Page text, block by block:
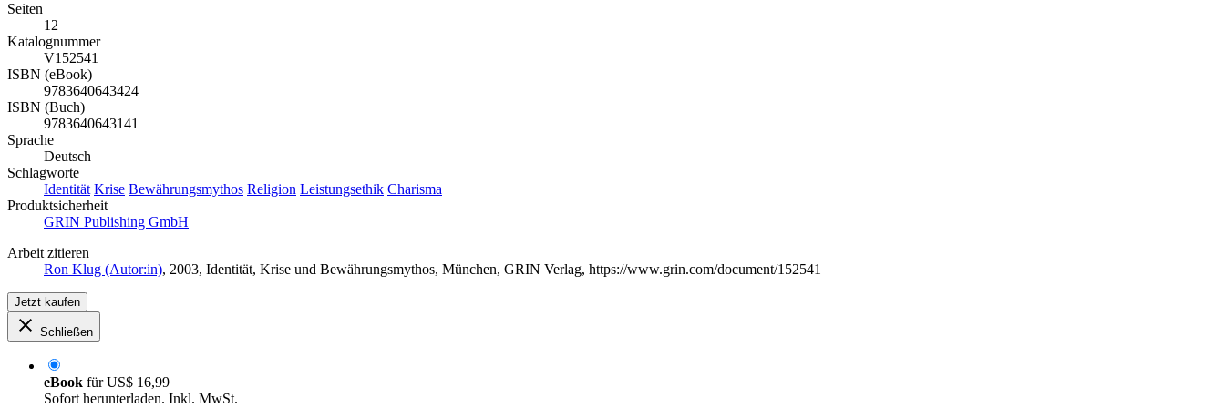
Seiten
12
Katalognummer
V152541
ISBN (eBook)
9783640643424
ISBN (Buch)
9783640643141
Sprache
Deutsch
Schlagworte
Identität Krise Bewährungsmythos Religion Leistungsethik Charisma
Produktsicherheit
GRIN Publishing GmbH
Arbeit zitieren
Ron Klug (Autor:in), 2003, Identität, Krise und Bewährungsmythos, München, GRIN Verlag, https://www.grin.com/document/152541
Jetzt kaufen
Schließen
eBook fürUS$ 16,99
Sofort herunterladen. Inkl. MwSt.